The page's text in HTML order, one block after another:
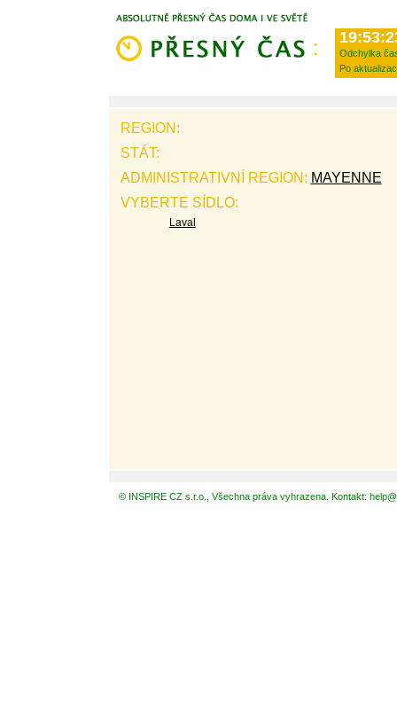
Odchylka
Po
REGION:
STÁT:
ADMINISTRATIVNÍ REGION: MAYENNE
VYBERTE SÍDLO:
Laval
© INSPIRE CZ s.r.o., Všechna práva vyhrazena. Kontakt: